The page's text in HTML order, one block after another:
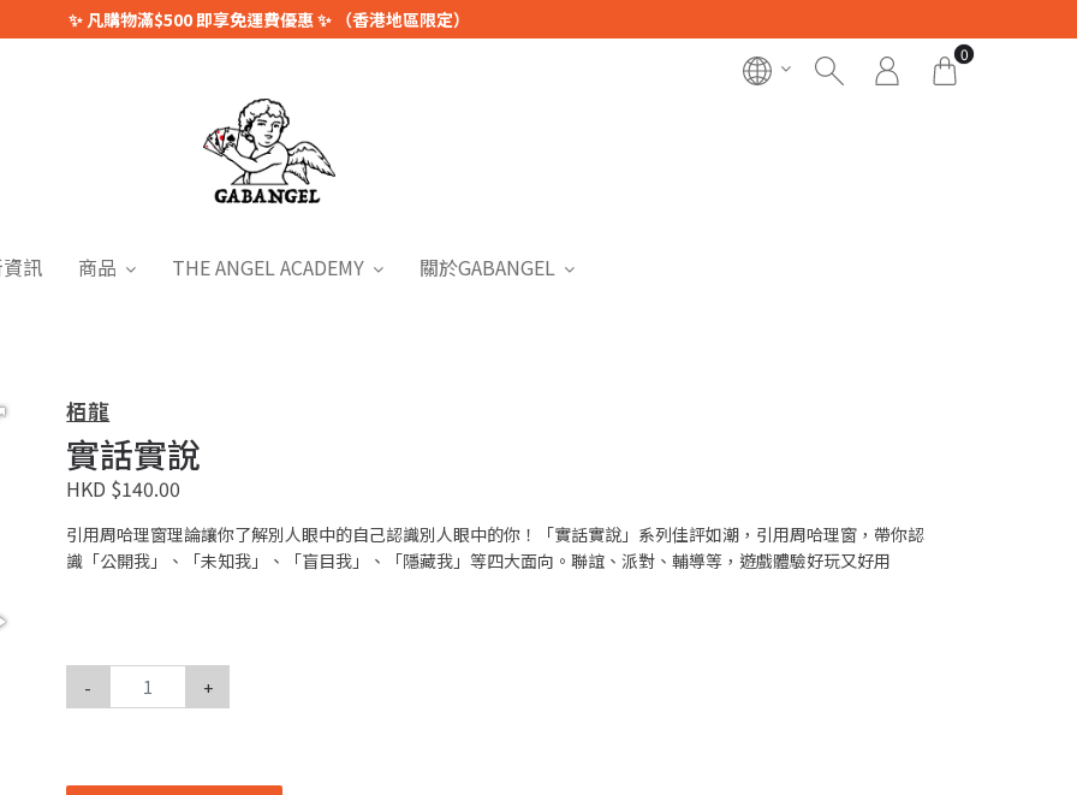
✨ 凡購物滿$500 即享免運費優惠 ✨ （香港地區限定）
0
訊 商品 THE ANGEL ACADEMY 關於GABANGEL
栢龍
實話實說
HKD $140.00
引用周哈理窗理論讓你了解別人眼中的自己認識別人眼中的你！「實話實說」系列佳評如潮，引用周哈理窗，帶你認
識「公開我」、「未知我」、「盲目我」、「隱藏我」等四大面向。聯誼、派對、輔導等，遊戲體驗好玩又好用
- +